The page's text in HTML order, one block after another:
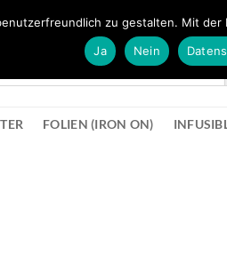
FOLIEN (IRON ON)
zu gestalten. Mit
Ja
Nein